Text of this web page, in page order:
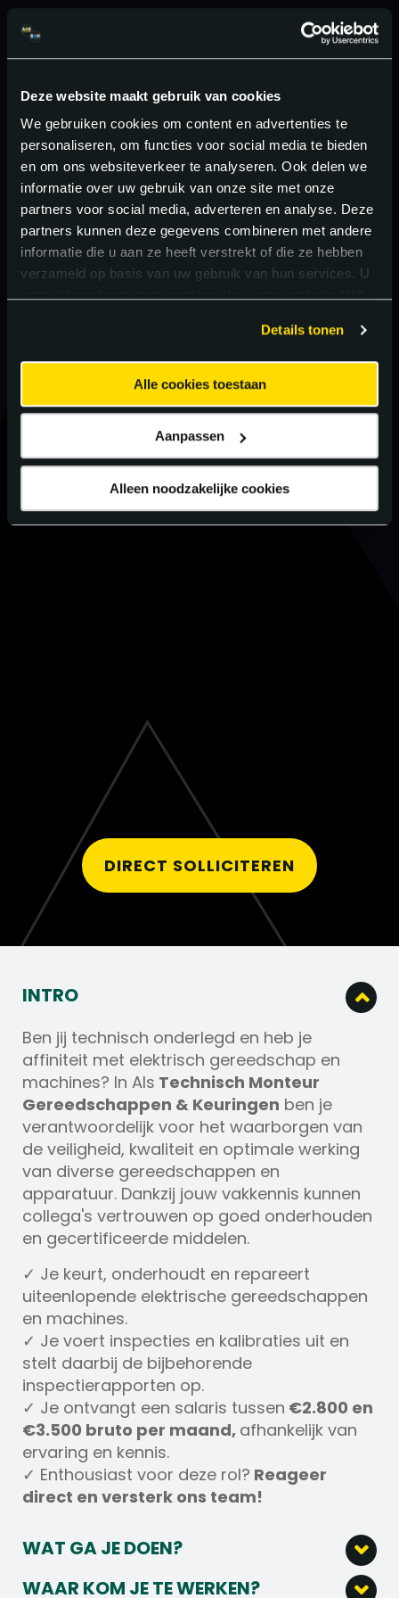
Deze website maakt gebruik van cookies
We gebruiken cookies om content en advertenties te
personaliseren, om functies voor social media te bieden
en om ons websiteverkeer te analyseren. Ook delen we
informatie over uw gebruik van onze site met onze
partners voor social media, adverteren en analyse. Deze
partners kunnen deze gegevens combineren met andere
informatie die u aan ze heeft verstrekt of die ze hebben
verzameld op basis van uw gebruik van hun services. U
Details tonen
Alle cookies toestaan
Aanpassen
Alleen noodzakelijke cookies
DIRECT SOLLICITEREN
INTRO
Ben jij technisch onderlegd en heb je
affiniteit met elektrisch gereedschap en
machines? In Als Technisch Monteur
Gereedschappen & Keuringen ben je
verantwoordelijk voor het waarborgen van
de veiligheid, kwaliteit en optimale werking
van diverse gereedschappen en
apparatuur. Dankzij jouw vakkennis kunnen
collega's vertrouwen op goed onderhouden
en gecertificeerde middelen.
✓ Je keurt, onderhoudt en repareert
uiteenlopende elektrische gereedschappen
en machines.
✓ Je voert inspecties en kalibraties uit en
stelt daarbij de bijbehorende
inspectierapporten op.
✓ Je ontvangt een salaris tussen €2.800 en
€3.500 bruto per maand, afhankelijk van
ervaring en kennis.
✓ Enthousiast voor deze rol? Reageer
direct en versterk ons team!
WAT GA JE DOEN?
Als Technisch Monteur Gereedschappen &
WAAR KOM JE TE WERKEN?